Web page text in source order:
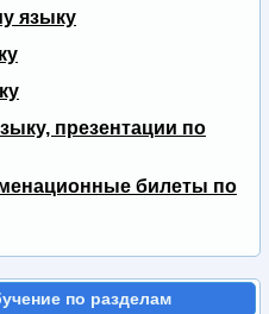
языку
презентации по
билеты по
по разделам